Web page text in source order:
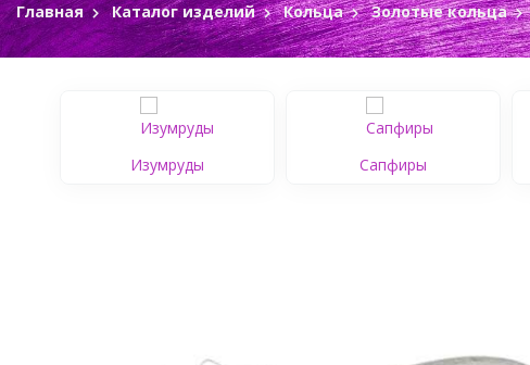
Главная Каталог изделий Кольца Золотые кольца
Изумруды Сапфиры